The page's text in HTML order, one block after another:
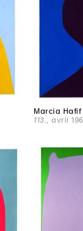
Marcia Hafif
113.
, avril